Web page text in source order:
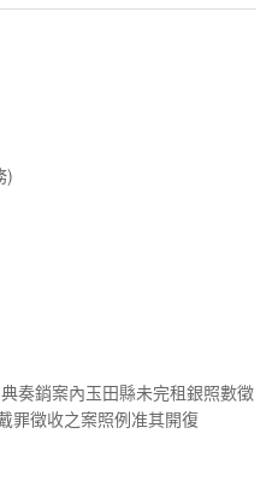
)
奏銷案內玉田縣未完租銀照數徵
罪徵收之案照例准其開復